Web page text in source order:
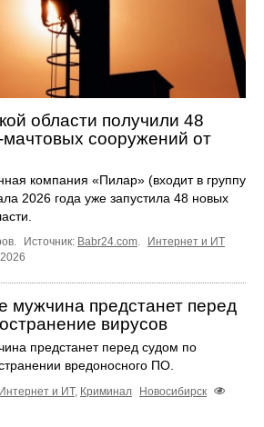
области получили 48
сооружений от
компания «Пилар» (входит в группу
2026 года уже запустила 48 новых
Источник: Babr24.com
Интернет и ИТ
мужчина предстанет перед
вирусов
предстанет перед судом по
вредоносного ПО.
Интернет и ИТ, Криминал
Новосибирск